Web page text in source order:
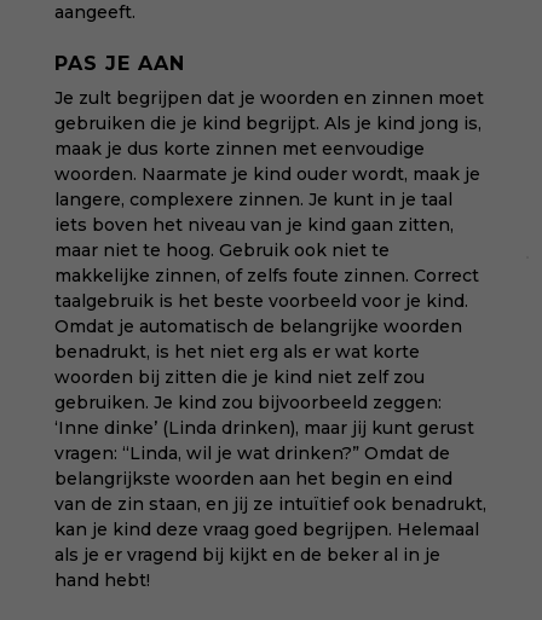
aangeeft.
PAS JE AAN
Je zult begrijpen dat je woorden en zinnen moet
gebruiken die je kind begrijpt. Als je kind jong is,
maak je dus korte zinnen met eenvoudige
woorden. Naarmate je kind ouder wordt, maak je
langere, complexere zinnen. Je kunt in je taal
iets boven het niveau van je kind gaan zitten,
maar niet te hoog. Gebruik ook niet te
makkelijke zinnen, of zelfs foute zinnen. Correct
taalgebruik is het beste voorbeeld voor je kind.
Omdat je automatisch de belangrijke woorden
benadrukt, is het niet erg als er wat korte
woorden bij zitten die je kind niet zelf zou
gebruiken. Je kind zou bijvoorbeeld zeggen:
‘Inne dinke’ (Linda drinken), maar jij kunt gerust
vragen: “Linda, wil je wat drinken?” Omdat de
belangrijkste woorden aan het begin en eind
van de zin staan, en jij ze intuïtief ook benadrukt,
kan je kind deze vraag goed begrijpen. Helemaal
als je er vragend bij kijkt en de beker al in je
hand hebt!